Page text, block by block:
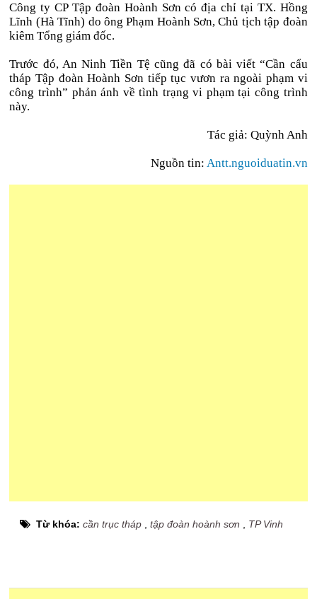
Công ty CP Tập đoàn Hoành Sơn có địa chỉ tại TX. Hồng
Lĩnh (Hà Tĩnh) do ông Phạm Hoành Sơn, Chủ tịch tập đoàn
kiêm Tổng giám đốc.
Trước đó, An Ninh Tiền Tệ cũng đã có bài viết “Cần cẩu
tháp Tập đoàn Hoành Sơn tiếp tục vươn ra ngoài phạm vi
công trình” phản ánh về tình trạng vi phạm tại công trình
này.
Tác giả: Quỳnh Anh
Nguồn tin: Antt.nguoiduatin.vn
Từ khóa:cần trục tháp ,tập đoàn hoành sơn TP Vinh